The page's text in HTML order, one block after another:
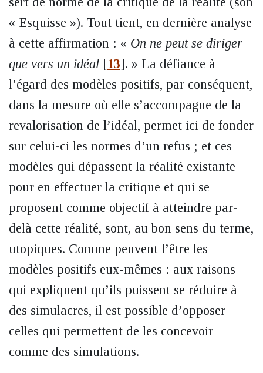
« Esquisse »). Tout tient, en dernière analyse
à cette affirmation : « On ne peut se diriger
que vers un idéal [13] . » La défiance à
l’égard des modèles positifs, par conséquent,
dans la mesure où elle s’accompagne de la
revalorisation de l’idéal, permet ici de fonder
sur celui-ci les normes d’un refus ; et ces
modèles qui dépassent la réalité existante
pour en effectuer la critique et qui se
proposent comme objectif à atteindre par-
delà cette réalité, sont, au bon sens du terme,
utopiques. Comme peuvent l’être les
modèles positifs eux-mêmes : aux raisons
qui expliquent qu’ils puissent se réduire à
des simulacres, il est possible d’opposer
celles qui permettent de les concevoir
comme des simulations.